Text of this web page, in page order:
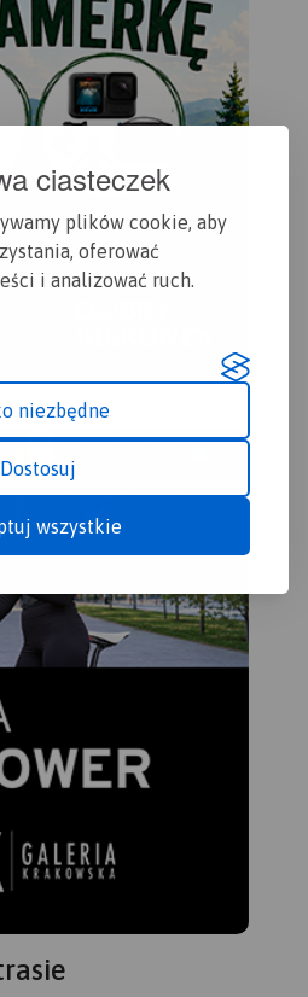
ciasteczek
plików cookie, aby
oferować
i analizować ruch.
niezbędne
Dostosuj
wszystkie